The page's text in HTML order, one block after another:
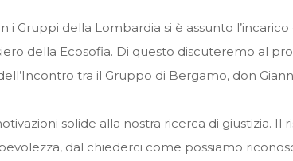
i Gruppi della Lombardia si è assunto
della Ecosofia. Di questo discuteremo al
tra il Gruppo di Bergamo, don
solide alla nostra ricerca di giustizia.
dal chiederci come possiamo